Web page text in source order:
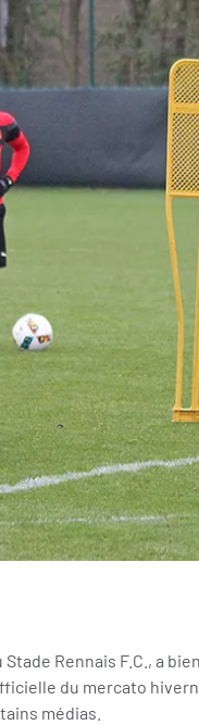
Rennais F.C., a
du mercato
médias.